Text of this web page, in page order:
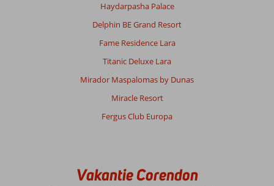
Haydarpasha Palace
Delphin BE Grand Resort
Fame Residence Lara
Titanic Deluxe Lara
Mirador Maspalomas by Dunas
Miracle Resort
Fergus Club Europa
Vakantie Corendon